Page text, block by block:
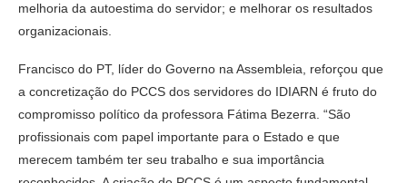
melhoria da autoestima do servidor; e melhorar os resultados
organizacionais.
Francisco do PT, líder do Governo na Assembleia, reforçou que
a concretização do PCCS dos servidores do IDIARN é fruto do
compromisso político da professora Fátima Bezerra. “São
profissionais com papel importante para o Estado e que
merecem também ter seu trabalho e sua importância